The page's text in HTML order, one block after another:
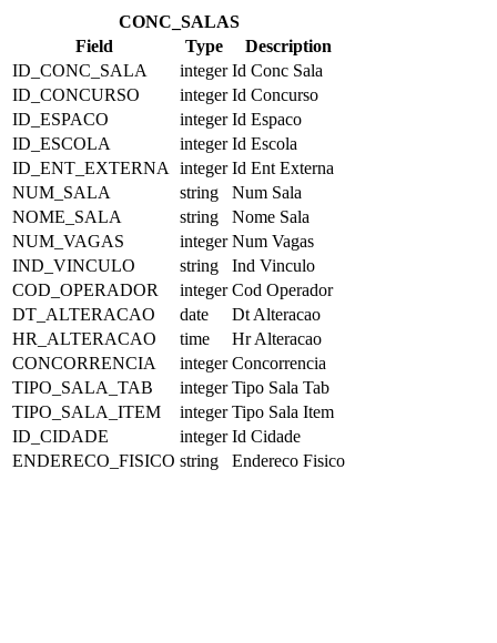
CONC_SALAS
Field
Type
Description
ID_CONC_SALA
integer Id Conc Sala
ID_CONCURSO
integer Id Concurso
ID_ESPACO
integer Id Espaco
ID_ESCOLA
integer Id Escola
ID_ENT_EXTERNA
integer Id Ent Externa
NUM_SALA
string
Num Sala
NOME_SALA
string
Nome Sala
NUM_VAGAS
integer Num Vagas
IND_VINCULO
string
Ind Vinculo
COD_OPERADOR
integer Cod Operador
DT_ALTERACAO
date
Dt Alteracao
HR_ALTERACAO
time
Hr Alteracao
CONCORRENCIA
integer Concorrencia
TIPO_SALA_TAB
integer Tipo Sala Tab
TIPO_SALA_ITEM
integer Tipo Sala Item
ID_CIDADE
integer Id Cidade
ENDERECO_FISICO string Endereco Fisico